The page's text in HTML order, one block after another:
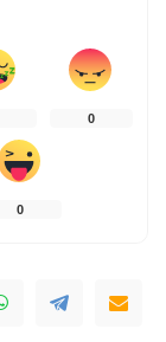
0
0